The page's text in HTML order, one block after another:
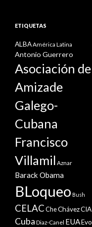
ETIQUETAS
ALBAAmérica Latina
Antonio Guerrero
Asociación de
Amizade
Galego-
Cubana
Francisco
Villamil Aznar
Barack Obama
BLoqueo Bush
CELACCheChávezCIA
Cuba Diaz-Canel EUAEvo